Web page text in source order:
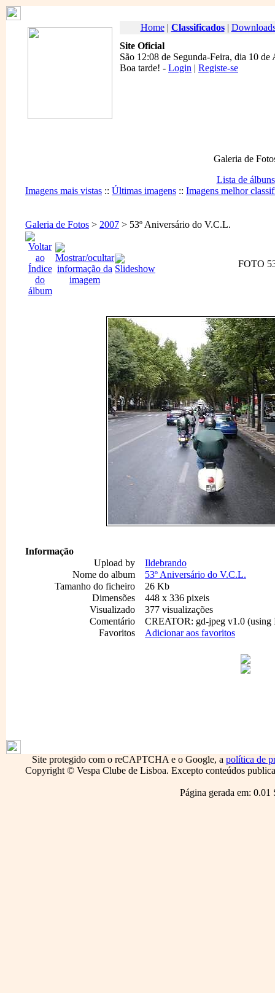
Home| Classificados|
Site Oficial
São 12:08 de Segunda-Feira, dia 10 de
Boa tarde! - Login | Registe-se
Galeria de
Lista de álbuns
Imagens mais vistas :: Últimas imagens :: Imagens melhor
Galeria de Fotos > 2007 > 53º Aniversário do V.C.L.
FOTO
Informação
Upload by
Ildebrando
Nome do album
53º Aniversário do V.C.L.
Tamanho do ficheiro
26 Kb
Dimensões
448 x 336 pixeis
Visualizado
377 visualizações
Comentário
CREATOR: gd-jpeg v1.0
Favoritos
Adicionar aos favoritos
Site protegido com o reCAPTCHA e o Google, a política de
Copyright © Vespa Clube de Lisboa. Excepto conteúdos
Página gerada em: 0.01